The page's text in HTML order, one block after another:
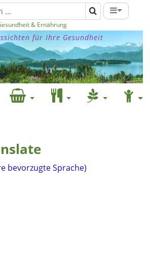
& Ernährung
für Ihre Gesundheit
bevorzugte Sprache)